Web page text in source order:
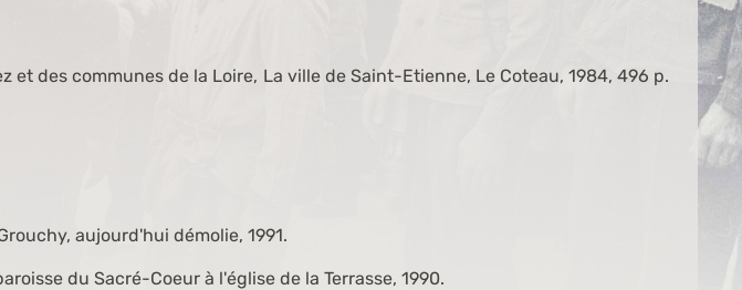
et des communes de la Loire, La ville de Saint-Etienne, Le Coteau, 1984, 496 p.
aujourd'hui démolie, 1991.
du Sacré-Coeur à l'église de la Terrasse, 1990.